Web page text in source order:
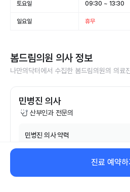
토요일 09:30 ~ 13:30
일요일 휴무
봄드림의원 의사 정보
나만의닥터에서 수집한 봄드림의원의 의료
민병진 의사
산부인과 전문의
민병진 의사 약력
비대면 진료 예약
진료 예약하